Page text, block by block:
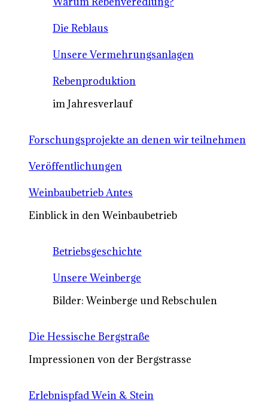
Die Reblaus
Unsere Vermehrungsanlagen
Rebenproduktion
im Jahresverlauf
Forschungsprojekte an denen wir teilnehmen
Veröffentlichungen
Weinbaubetrieb Antes
Einblick in den Weinbaubetrieb
Betriebsgeschichte
Unsere Weinberge
Bilder: Weinberge und Rebschulen
Die Hessische Bergstraße
Impressionen von der Bergstrasse
Erlebnispfad Wein & Stein